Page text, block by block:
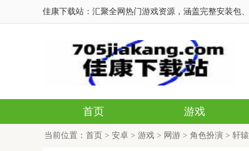
佳康下载站：汇聚全网热门游戏资源，涵盖完整安装包
首页 游戏
当前位置： 首页 > 安卓 > 游戏 > 网游 > 角色扮演 > 轩